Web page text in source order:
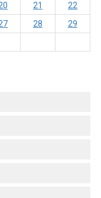
21
22
28
29